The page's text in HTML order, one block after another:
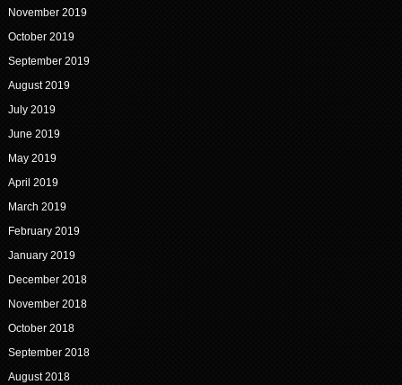
November 2019
October 2019
September 2019
August 2019
July 2019
June 2019
May 2019
April 2019
March 2019
February 2019
January 2019
December 2018
November 2018
October 2018
September 2018
August 2018